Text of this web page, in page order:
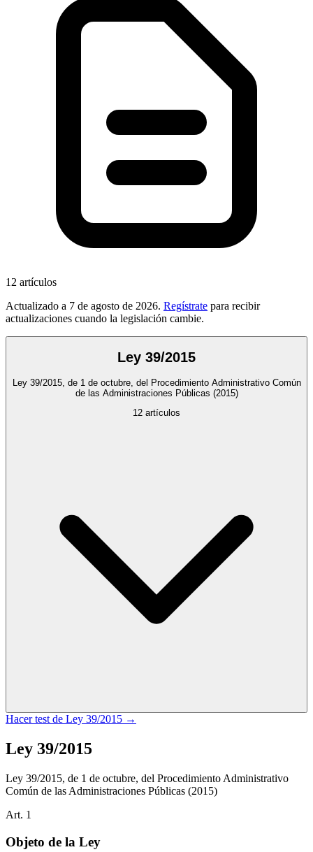
12 artículos
Actualizado a 7 de agosto de 2026. Regístrate para recibir
actualizaciones cuando la legislación cambie.
Ley 39/2015
Ley 39/2015, de 1 de octubre, del Procedimiento Administrativo Común
de las Administraciones Públicas (2015)
12 artículos
Hacer test de Ley 39/2015 →
Ley 39/2015
Ley 39/2015, de 1 de octubre, del Procedimiento Administrativo
Común de las Administraciones Públicas (2015)
Art. 1
Objeto de la Ley